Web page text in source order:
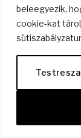
beleegyezik,
cookie-kat
sütiszabályzat
Dísz a polcon
2026.03.01. 3
A bor ma már